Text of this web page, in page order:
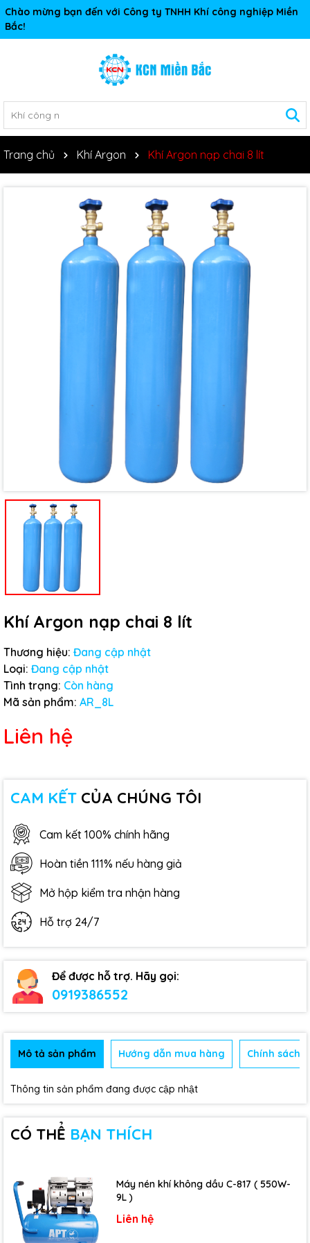
Chào mừng bạn đến với Công ty TNHH Khí công nghiệp Miền
Bắc!
Trang chủ Khí Argon Khí Argon nạp chai 8 lít
Khí Argon nạp chai 8 lít
Thương hiệu: Đang cập nhật
Loại: Đang cập nhật
Tình trạng: Còn hàng
Mã sản phẩm: AR_8L
Liên hệ
CAM KẾT CỦA CHÚNG TÔI
Cam kết 100% chính hãng
Hoàn tiền 111% nếu hàng giả
Mở hộp kiểm tra nhận hàng
Hỗ trợ 24/7
Để được hỗ trợ. Hãy gọi:
0919386552
Mô tả sản phẩm Hướng dẫn mua hàng Chính sách
Thông tin sản phẩm đang được cập nhật
CÓ THỂ BẠN THÍCH
Máy nén khí không dầu C-817 ( 550W-
9L )
Liên hệ